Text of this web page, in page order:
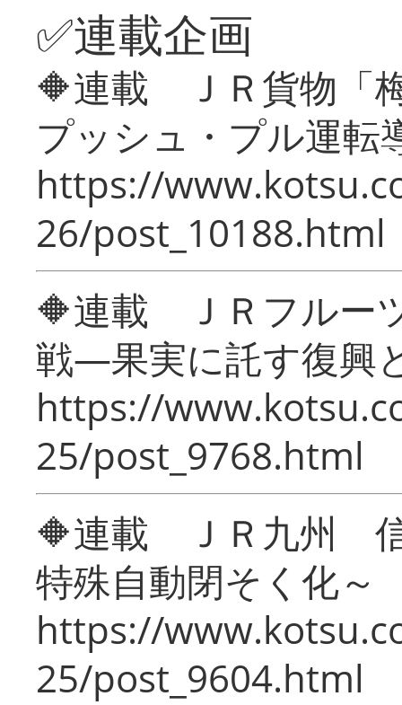
✅連載企画
🔶連載 ＪＲ貨物「
プッシュ・プル運転
https://
26/post_10188.html
🔶連載 ＪＲフルー
戦―果実に託す復興
https://
25/post_9768.html
🔶連載 ＪＲ九州 信
特殊自動閉そく化～
https://
25/post_9604.html